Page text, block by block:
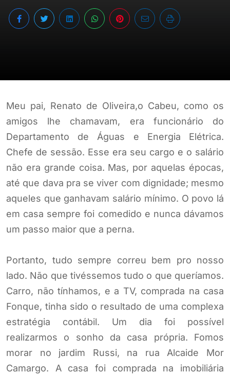
Meu pai, Renato de Oliveira,o Cabeu, como os
amigos lhe chamavam, era funcionário do
Departamento de Águas e Energia Elétrica.
Chefe de sessão. Esse era seu cargo e o salário
não era grande coisa. Mas, por aquelas épocas,
até que dava pra se viver com dignidade; mesmo
aqueles que ganhavam salário mínimo. O povo lá
em casa sempre foi comedido e nunca dávamos
um passo maior que a perna.
Portanto, tudo sempre correu bem pro nosso
lado. Não que tivéssemos tudo o que queríamos.
Carro, não tínhamos, e a TV, comprada na casa
Fonque, tinha sido o resultado de uma complexa
estratégia contábil. Um dia foi possível
realizarmos o sonho da casa própria. Fomos
morar no jardim Russi, na rua Alcaide Mor
Camargo. A casa foi comprada na imobiliária